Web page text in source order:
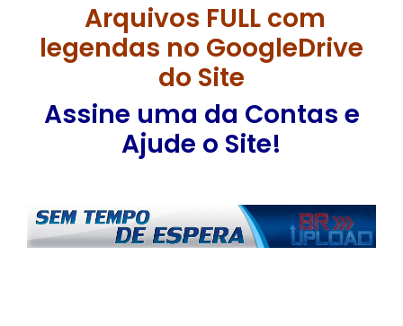
Arquivos FULL com
legendas no GoogleDrive
do Site
Assine uma da Contas e
Ajude o Site!